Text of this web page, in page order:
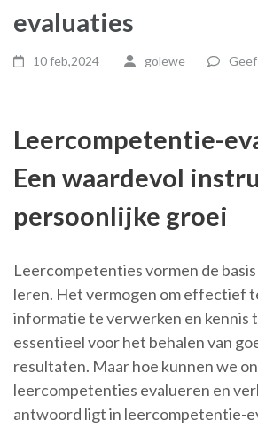
evaluaties
10 feb,2024 golewe
Leercompetentie-
Een waardevol
persoonlijke groei
Leercompetenties vormen de
leren. Het vermogen om effectief
informatie te verwerken en kennis
essentieel voor het behalen van
resultaten. Maar hoe kunnen we
leercompetenties evalueren en
antwoord ligt in leercompetentie-